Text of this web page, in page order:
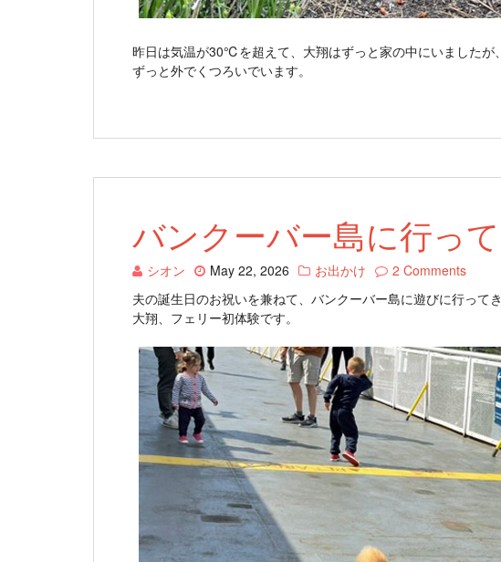
昨日は気温が30℃を超えて、大翔はずっと家の中にいましたが
ずっと外でくつろいでいます。
バンクーバー島に行っ
シオン May 22, 2026 お出かけ
2 Comments
夫の誕生日のお祝いを兼ねて、バンクーバー島に遊びに行ってき
大翔、フェリー初体験です。